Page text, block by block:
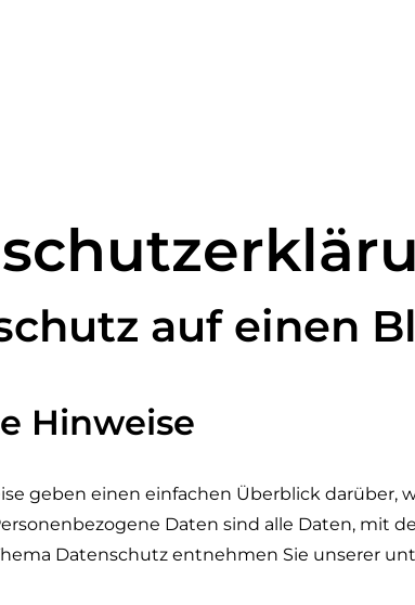
auf einen
Hinweise
geben einen einfachen Überblick darüber,
Daten sind alle Daten, mit
Datenschutz entnehmen Sie unserer